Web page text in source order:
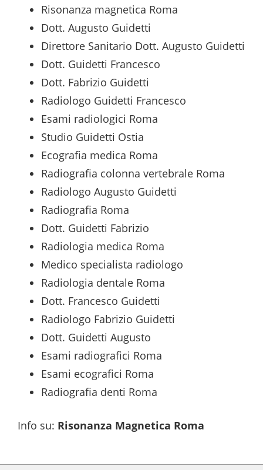
Risonanza magnetica Roma
Dott. Augusto Guidetti
Direttore Sanitario Dott. Augusto Guidetti
Dott. Guidetti Francesco
Dott. Fabrizio Guidetti
Radiologo Guidetti Francesco
Esami radiologici Roma
Studio Guidetti Ostia
Ecografia medica Roma
Radiografia colonna vertebrale Roma
Radiologo Augusto Guidetti
Radiografia Roma
Dott. Guidetti Fabrizio
Radiologia medica Roma
Medico specialista radiologo
Radiologia dentale Roma
Dott. Francesco Guidetti
Radiologo Fabrizio Guidetti
Dott. Guidetti Augusto
Esami radiografici Roma
Esami ecografici Roma
Radiografia denti Roma
Info su: Risonanza Magnetica Roma